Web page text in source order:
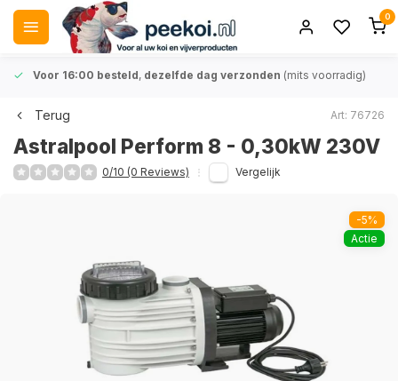
0
Voor 16:00 besteld, dezelfde dag verzonden (mits voorradig)
Terug Art: 76726
Astralpool Perform 8 - 0,30kW 230V
0/10 (0 Reviews) Vergelijk
-5%
Actie